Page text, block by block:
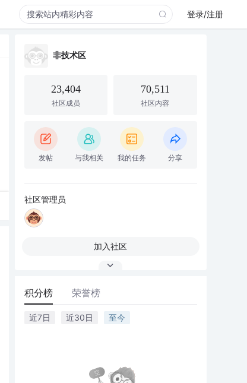
登录/注册
非技术区
23,404
社区成员
70,511
社区内容
发帖 与我相关 我的任务 分享
社区管理员
加入社区
积分榜 荣誉榜
近7日 近30日 至今